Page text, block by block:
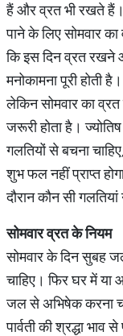
हैं और व्रत भी रखते
पाने के लिए सोमवार
कि इस दिन व्रत रखने
मनोकामना पूरी होती
लेकिन सोमवार का
जरूरी होता है।
गलतियों से बचना
शुभ फल नहीं प्राप्त
दौरान कौन सी गलतियां
सोमवार व्रत के नियम
सोमवार के दिन सुबह
चाहिए। फिर घर में या
जल से अभिषेक करना
पार्वती की श्रद्धा